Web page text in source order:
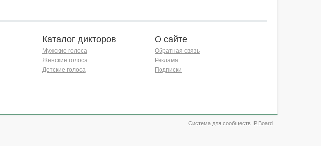
Каталог дикторов
Мужские голоса
Женские голоса
Детские голоса
О сайте
Обратная связь
Реклама
Подписки
Система для сообществ IP.Board